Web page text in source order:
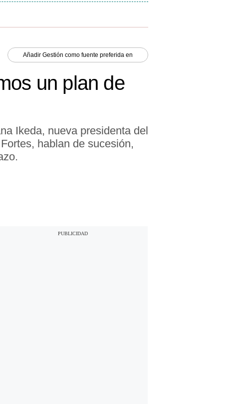
Añadir Gestión como fuente preferida en
un plan de
Ikeda, nueva presidenta del
hablan de sucesión,